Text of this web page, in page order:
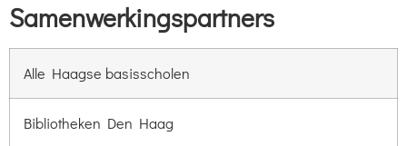
Samenwerkingspartners
Alle Haagse basisscholen
Bibliotheken Den Haag